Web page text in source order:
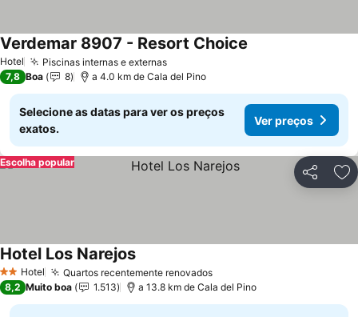
Hotel Piscinas internas e externasVer preços
Verdemar 8907 - Resort Choice
7,8 Boa 8 a 4.0 km de Cala del Pino
Selecione as datas para ver os preços
exatos.
Ver preços
Partilhar
Escolha popular
2 Estrelas
Hotel Quartos recentemente renovadosVer preços
Hotel Los NarejosVer preços
8,2 Muito boa 1.513 a 13.8 km de Cala del Pino